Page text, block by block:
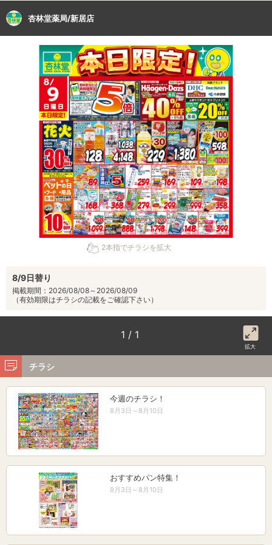
杏林堂薬局/新居店
2本指でチラシを拡大
8/9日替り
掲載期間：2026/08/08～2026/08/09
（有効期限はチラシの記載をご確認下さい）
1 / 1
拡大
チラシ
今週のチラシ！
8月3日～8月10日
おすすめパン特集！
8月3日～8月10日